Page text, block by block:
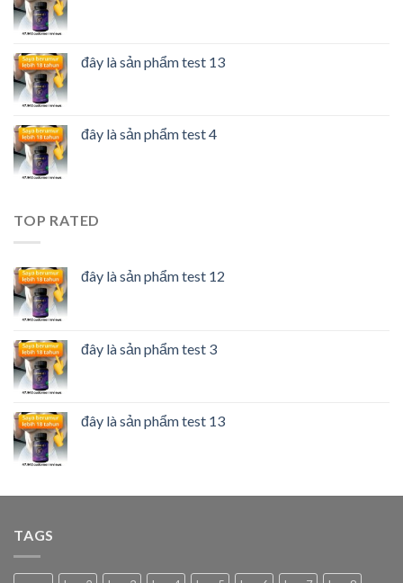
đây là sản phẩm test 13
đây là sản phẩm test 4
TOP RATED
đây là sản phẩm test 12
đây là sản phẩm test 3
đây là sản phẩm test 13
TAGS